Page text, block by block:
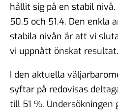
hållit sig på en stabil
50.5 och 51.4. Den enkla
stabila nivån är att vi
vi uppnått önskat resultat.
I den aktuella
syftar på redovisas
till 51 %. Undersökningen